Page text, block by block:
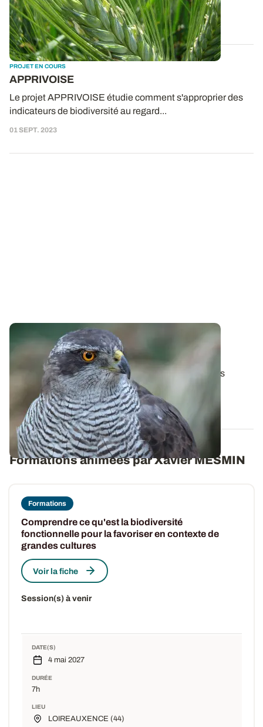
biodiversité mais sans...
21 MARS 2024
PROJET EN COURS
APPRIVOISE
Le projet APPRIVOISE étudie comment s'approprier des
indicateurs de biodiversité au regard...
01 SEPT. 2023
À la recherche des causes du déclin des
oiseaux communs en milieux agricoles
Le 15 mai 2023, un article scientifique portant sur les
causes de la chute des populations...
25 JUILL. 2023
Formations animées par Xavier MESMIN
Formations
Comprendre ce qu'est la biodiversité
fonctionnelle pour la favoriser en contexte de
grandes cultures
Voir la fiche
Session(s) à venir
DATE(S)
4 mai 2027
DURÉE
7h
LIEU
LOIREAUXENCE (44)